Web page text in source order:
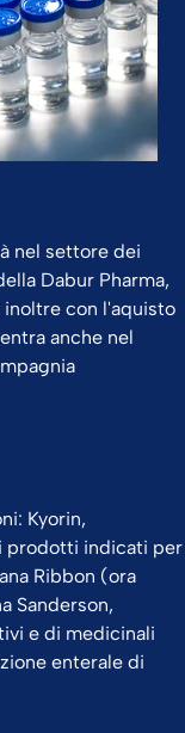
nel settore dei
Dabur Pharma,
con l'aquisto
anche nel
Kyorin,
prodotti indicati per
Ribbon (ora
Sanderson,
e di medicinali
enterale di